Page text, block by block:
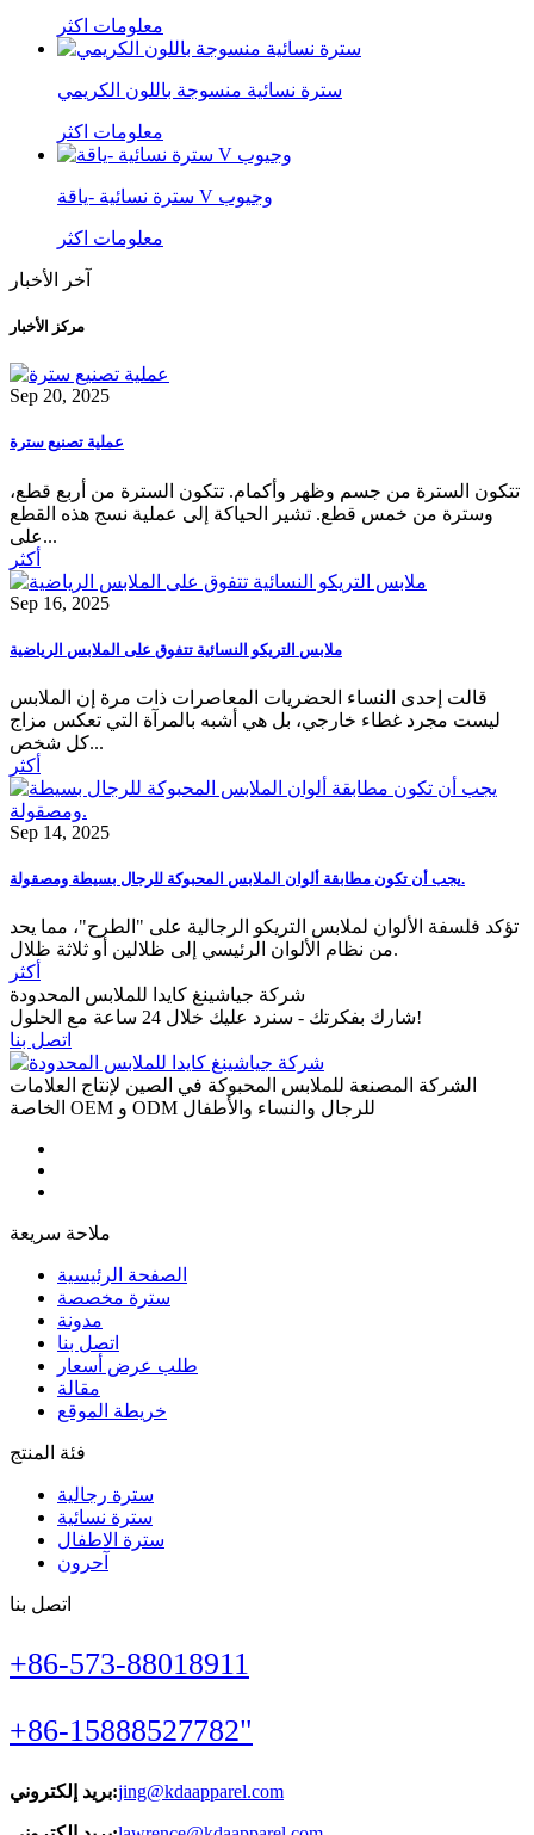
معلومات اكثر
سترة نسائية منسوجة باللون الكريمي
معلومات اكثر
سترة نسائية -ياقة V وجيوب
معلومات اكثر
آخر الأخبار
مركز الأخبار
Sep 20, 2025
عملية تصنيع سترة
تتكون السترة من جسم وظهر وأكمام. تتكون السترة من أربع قطع،
وسترة من خمس قطع. تشير الحياكة إلى عملية نسج هذه القطع
على...
أكثر
Sep 16, 2025
ملابس التريكو النسائية تتفوق على الملابس الرياضية
قالت إحدى النساء الحضريات المعاصرات ذات مرة إن الملابس
ليست مجرد غطاء خارجي، بل هي أشبه بالمرآة التي تعكس مزاج
كل شخص...
أكثر
Sep 14, 2025
يجب أن تكون مطابقة ألوان الملابس المحبوكة للرجال بسيطة ومصقولة.
تؤكد فلسفة الألوان لملابس التريكو الرجالية على "الطرح"، مما يحد
من نظام الألوان الرئيسي إلى ظلالين أو ثلاثة ظلال.
أكثر
شركة جياشينغ كايدا للملابس المحدودة
شارك بفكرتك - سنرد عليك خلال 24 ساعة مع الحلول!
اتصل بنا
الشركة المصنعة للملابس المحبوكة في الصين لإنتاج العلامات
الخاصة OEM و ODM للرجال والنساء والأطفال
ملاحة سريعة
الصفحة الرئيسية
سترة مخصصة
مدونة
اتصل بنا
طلب عرض أسعار
مقالة
خريطة الموقع
فئة المنتج
سترة رجالية
سترة نسائية
سترة الاطفال
آحرون
اتصل بنا
+86-573-88018911
+86-15888527782"
بريد إلكتروني:jing@kdaapparel.com